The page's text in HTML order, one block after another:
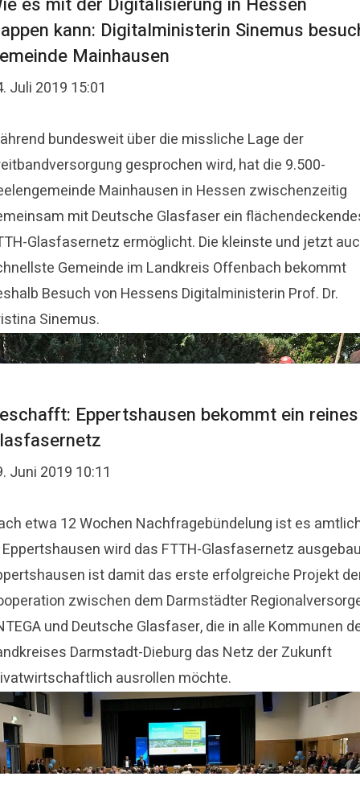
kann: Digitalministerin Sinemus
Mainhausen
Juli 2019 15:01
bundesweit über die missliche Lage der
gesprochen wird, hat die 9.500-
Mainhausen in Hessen zwischenzeitig
mit Deutsche Glasfaser ein
Glasfasernetz ermöglicht. Die kleinste und jetzt
Gemeinde im Landkreis Offenbach bekommt
Besuch von Hessens Digitalministerin Prof. Dr.
Sinemus.
Eppertshausen bekommt ein reines
Juni 2019 10:11
etwa 12 Wochen Nachfragebündelung ist es
wird das FTTH-Glasfasernetz
ist damit das erste erfolgreiche Projekt
zwischen dem Darmstädter
und Deutsche Glasfaser, die in alle Kommunen
Darmstadt-Dieburg das Netz der Zukunft
ausrollen möchte.